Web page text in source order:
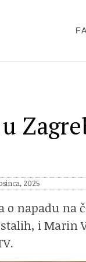
2025
napadu na
i Marin